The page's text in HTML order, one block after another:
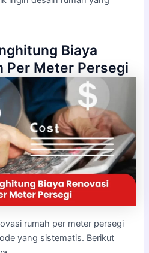
Biaya
Per Meter Persegi
rumah per meter persegi
yang sistematis. Berikut